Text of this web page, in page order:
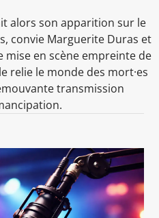
alors son apparition sur le
convie Marguerite Duras et
mise en scène empreinte de
relie le monde des mort·es
transmission